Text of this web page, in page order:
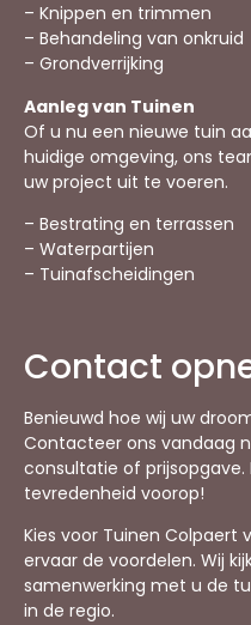
– Knippen en trimmen
– Behandeling van onkruid
– Grondverrijking
Aanleg van Tuinen
Of u nu een nieuwe tuin
huidige omgeving, ons
uw project uit te voeren.
– Bestrating en terrassen
– Waterpartijen
– Tuinafscheidingen
Contact
Benieuwd hoe wij uw
Contacteer ons vandaag
consultatie of
tevredenheid voorop!
Kies voor Tuinen Colpaert
ervaar de voordelen. Wij
samenwerking met u de
in de regio.